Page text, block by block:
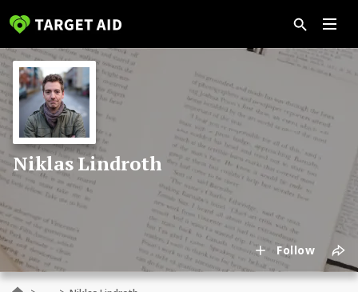
Niklas Lindroth
Follow